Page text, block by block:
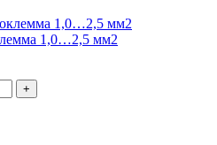
1,0…2,5 мм2
+